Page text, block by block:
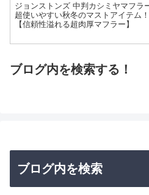
ジョンストンズ 中判カシミヤマフラ
超使いやすい秋冬のマストアイテム！
【信頼性溢れる超肉厚マフラー】
ブログ内を検索する！
ブログ内を検索